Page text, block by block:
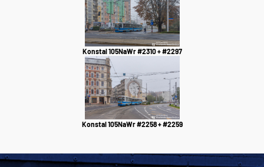
Konstal 105NaWr #2310 + #2297
Konstal 105NaWr #2258 + #2259